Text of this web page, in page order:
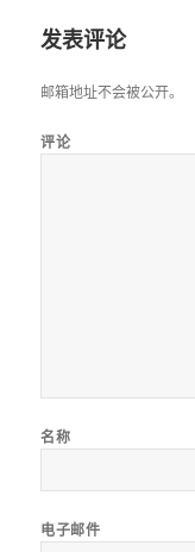
发表评论
邮箱地址不会被公开。
评论
名称
电子邮件